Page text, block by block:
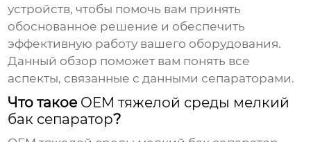
устройств, чтобы помочь вам принять
обоснованное решение и обеспечить
эффективную работу вашего оборудования.
Данный обзор поможет вам понять все
аспекты, связанные с данными сепараторами.
Что такое OEM тяжелой среды мелкий
бак сепаратор?